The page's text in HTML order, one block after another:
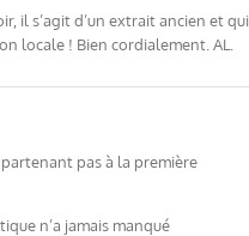
il s’agit d’un extrait ancien et qui
locale ! Bien cordialement. AL.
pas à la première
n’a jamais manqué